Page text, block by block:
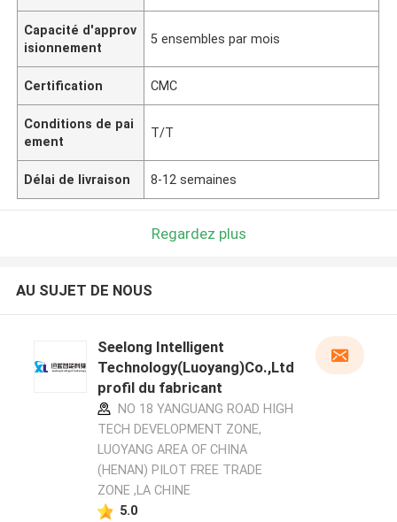
Capacité d'approv
isionnement
5 ensembles par mois
Certification CMC
Conditions de pai
ement
T/T
Délai de livraison 8-12 semaines
Regardez plus
AU SUJET DE NOUS
Seelong Intelligent
Technology(Luoyang)Co.,Ltd
profil du fabricant
NO 18 YANGUANG ROAD HIGH
TECH DEVELOPMENT ZONE,
LUOYANG AREA OF CHINA
(HENAN) PILOT FREE TRADE
ZONE ,LA CHINE
5.0